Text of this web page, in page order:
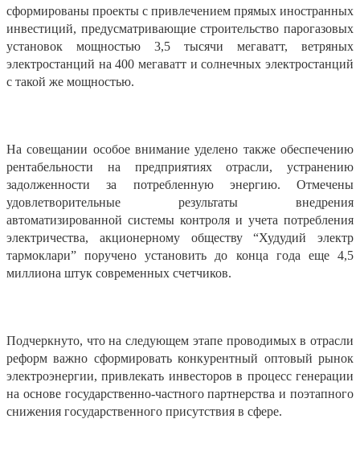
сформированы проекты с привлечением прямых иностранных
инвестиций, предусматривающие строительство парогазовых
установок мощностью 3,5 тысячи мегаватт, ветряных
электростанций на 400 мегаватт и солнечных электростанций
с такой же мощностью.
На совещании особое внимание уделено также обеспечению
рентабельности на предприятиях отрасли, устранению
задолженности за потребленную энергию. Отмечены
удовлетворительные результаты внедрения
автоматизированной системы контроля и учета потребления
электричества, акционерному обществу “Худудий электр
тармоклари” поручено установить до конца года еще 4,5
миллиона штук современных счетчиков.
Подчеркнуто, что на следующем этапе проводимых в отрасли
реформ важно сформировать конкурентный оптовый рынок
электроэнергии, привлекать инвесторов в процесс генерации
на основе государственно-частного партнерства и поэтапного
снижения государственного присутствия в сфере.